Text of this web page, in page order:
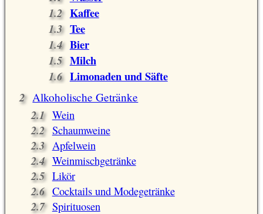
Kaffee
Tee
Bier
Milch
Limonaden und Säfte
Alkoholische Getränke
Wein
Schaumweine
Apfelwein
Weinmischgetränke
Likör
Cocktails und Modegetränke
Spirituosen